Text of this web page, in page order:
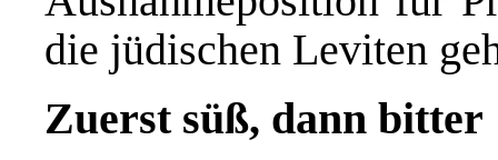
die jüdischen Leviten
Zuerst süß, dann bitter